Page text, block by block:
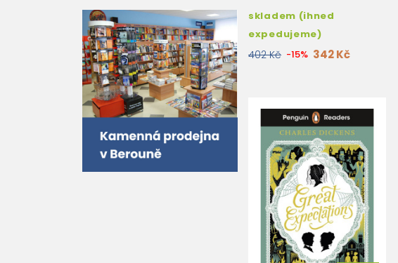
skladem (ihned
expedujeme)
402 Kč -15% 342 Kč